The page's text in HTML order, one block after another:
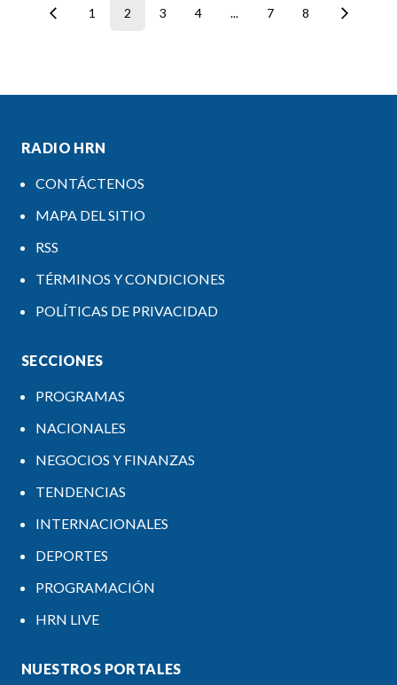
1 2 3 4 ... 7 8
RADIO HRN
CONTÁCTENOS
MAPA DEL SITIO
RSS
TÉRMINOS Y CONDICIONES
POLÍTICAS DE PRIVACIDAD
SECCIONES
PROGRAMAS
NACIONALES
NEGOCIOS Y FINANZAS
TENDENCIAS
INTERNACIONALES
DEPORTES
PROGRAMACIÓN
HRN LIVE
NUESTROS PORTALES